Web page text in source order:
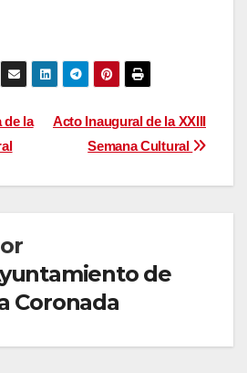
Acto Inaugural de la XXIII
Semana Cultural
de la
de
Coronada